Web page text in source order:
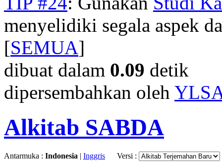
menyelidiki segala aspek
[SEMUA]
dibuat dalam 0.09 detik
dipersembahkan oleh
Alkitab SABDA
Antarmuka : Indonesia | Inggris Versi :